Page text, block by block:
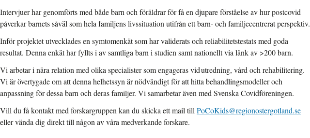
Intervjuer har genomförts med både barn och föräldrar för få en djupare förståelse av hur postcovid
påverkar barnets såväl som hela familjens livssituation utifrån ett barn- och familjecentrerat perspektiv.
Inför projektet utvecklades en symtomenkät som har validerats och reliabilitetstestats med goda
resultat. Denna enkät har fyllts i av samtliga barn i studien samt nationellt via länk av >200 barn.
Vi arbetar i nära relation med olika specialister som engageras vid utredning, vård och rehabilitering.
Vi är övertygade om att denna helhetssyn är nödvändigt för att hitta behandlingsmodeller och
anpassning för dessa barn och deras familjer. Vi samarbetar även med Svenska Covidföreningen.
Vill du få kontakt med forskargruppen kan du skicka ett mail till PoCoKids@regionostergotland.se
eller vända dig direkt till någon av våra medverkande forskare.